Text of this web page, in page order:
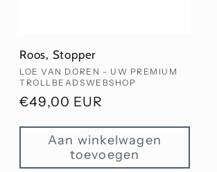
Roos, Stopper
Verkoper:
LOE VAN DOREN - UW PREMIUM
TROLLBEADSWEBSHOP
Normale
€49,00 EUR
Aan winkelwagen
toevoegen